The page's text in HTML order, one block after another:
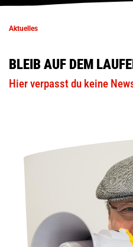
Aktuelles
BLEIB AUF DEM
Hier verpasst du keine